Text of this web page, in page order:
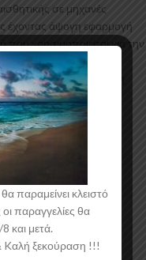
σε μηχανές
έχοντας άψογη εφαρμογή
χρησιμοποιείται για την
χρώμα και με
μεμβράνη
παραμείνει κλειστό
παραγγελίες θα
και μετά.
Kαλή ξεκούραση !!!